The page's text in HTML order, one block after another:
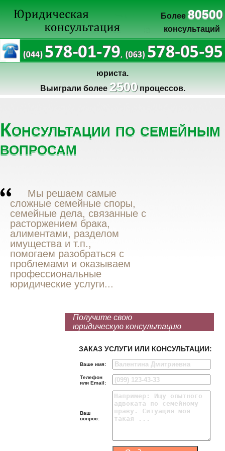
Более 80500
консультаций
юриста.
Выиграли более 2500процессов.
Консультации по семейным
вопросам
Мы решаем самые
сложные семейные споры,
семейные дела, связанные с
расторжением брака,
алиментами, разделом
имущества и т.п.,
помогаем разобраться с
проблемами и оказываем
профессиональные
юридические услуги...